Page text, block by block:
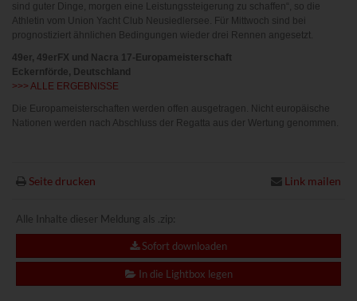
sind guter Dinge, morgen eine Leistungssteigerung zu schaffen“, so die
Athletin vom Union Yacht Club Neusiedlersee. Für Mittwoch sind bei
prognostiziert ähnlichen Bedingungen wieder drei Rennen angesetzt.
49er, 49erFX und Nacra 17-Europameisterschaft
Eckernförde, Deutschland
>>> ALLE ERGEBNISSE
Die Europameisterschaften werden offen ausgetragen. Nicht europäische
Nationen werden nach Abschluss der Regatta aus der Wertung genommen.
Seite drucken Link mailen
Alle Inhalte dieser Meldung als .zip:
Sofort downloaden
In die Lightbox legen